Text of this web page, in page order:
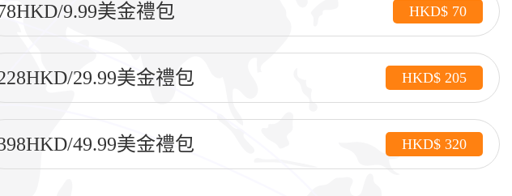
9.99美金禮包 HKD$ 70
29.99美金禮包 HKD$ 205
49.99美金禮包 HKD$ 320